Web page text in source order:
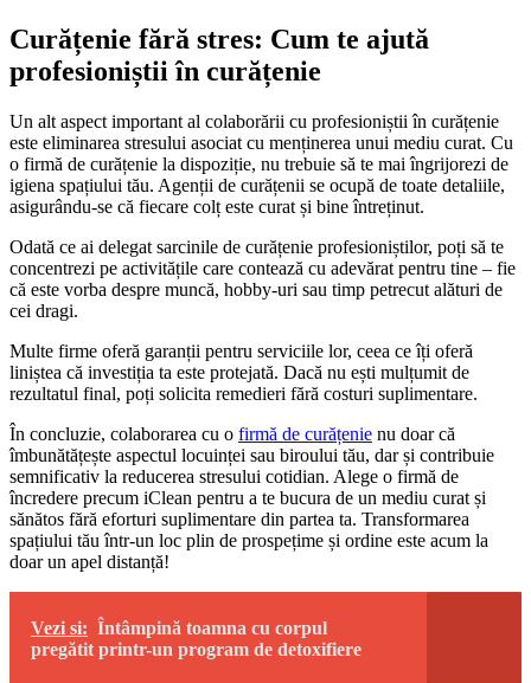
Curățenie fără stres: Cum te ajută
profesioniștii în curățenie
Un alt aspect important al colaborării cu profesioniștii în curățenie
este eliminarea stresului asociat cu menținerea unui mediu curat. Cu
o firmă de curățenie la dispoziție, nu trebuie să te mai îngrijorezi de
igiena spațiului tău. Agenții de curățenii se ocupă de toate detaliile,
asigurându-se că fiecare colț este curat și bine întreținut.
Odată ce ai delegat sarcinile de curățenie profesioniștilor, poți să te
concentrezi pe activitățile care contează cu adevărat pentru tine – fie
că este vorba despre muncă, hobby-uri sau timp petrecut alături de
cei dragi.
Multe firme oferă garanții pentru serviciile lor, ceea ce îți oferă
liniștea că investiția ta este protejată. Dacă nu ești mulțumit de
rezultatul final, poți solicita remedieri fără costuri suplimentare.
În concluzie, colaborarea cu o firmă de curățenie nu doar că
îmbunătățește aspectul locuinței sau biroului tău, dar și contribuie
semnificativ la reducerea stresului cotidian. Alege o firmă de
încredere precum iClean pentru a te bucura de un mediu curat și
sănătos fără eforturi suplimentare din partea ta. Transformarea
spațiului tău într-un loc plin de prospețime și ordine este acum la
doar un apel distanță!
Vezi si: Întâmpină toamna cu corpul
pregătit printr-un program de detoxifiere